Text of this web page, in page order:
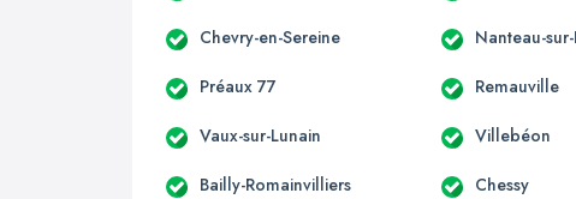
Chevry-en-Sereine Nanteau-
Préaux 77 Remauville
Vaux-sur-Lunain Villebéon
Bailly-Romainvilliers Chessy